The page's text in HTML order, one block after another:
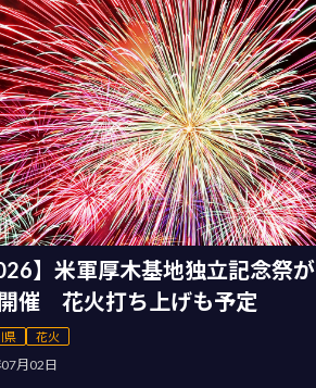
】米軍厚木基地独立記念祭が
催 花火打ち上げも予定
県 花火
月02日